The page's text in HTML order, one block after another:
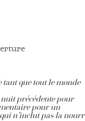
tant que tout le monde
précédente pour
pour un
n’inclut pas la